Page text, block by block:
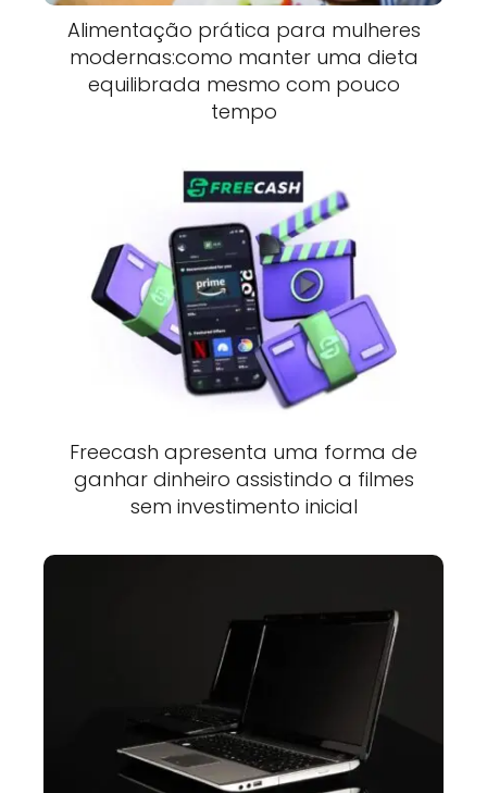
Alimentação prática para mulheres
modernas:como manter uma dieta
equilibrada mesmo com pouco
tempo
Freecash apresenta uma forma de
ganhar dinheiro assistindo a filmes
sem investimento inicial